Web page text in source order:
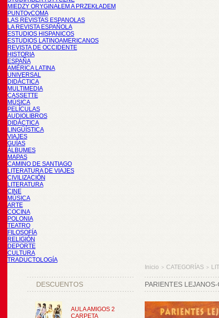
MIĘDZY ORYGINAŁEM A PRZEKŁADEM
PUNTOyCOMA
LAS REVISTAS ESPANOLAS
LA REVISTA ESPAÑOLA
ESTUDIOS HISPANICOS
ESTUDIOS LATINOAMERICANOS
REVISTA DE OCCIDENTE
HISTORIA
ESPAÑA
AMÉRICA LATINA
UNIVERSAL
DIDÁCTICA
MULTIMEDIA
CASSETTE
MÚSICA
PELÍCULAS
AUDIOLIBROS
DIDÁCTICA
LINGÜÍSTICA
VIAJES
GUÍAS
ÁLBUMES
MAPAS
CAMINO DE SANTIAGO
LITERATURA DE VIAJES
CIVILIZACIÓN
LITERATURA
CINE
MÚSICA
ARTE
COCINA
POLONIA
TEATRO
FILOSOFÍA
RELIGIÓN
DEPORTE
CULTURA
TRADUCTOLOGÍA
DESCUENTOS
AULA AMIGOS 2
CARPETA
Inicio > CATEGORÍAS >
PARIENTES